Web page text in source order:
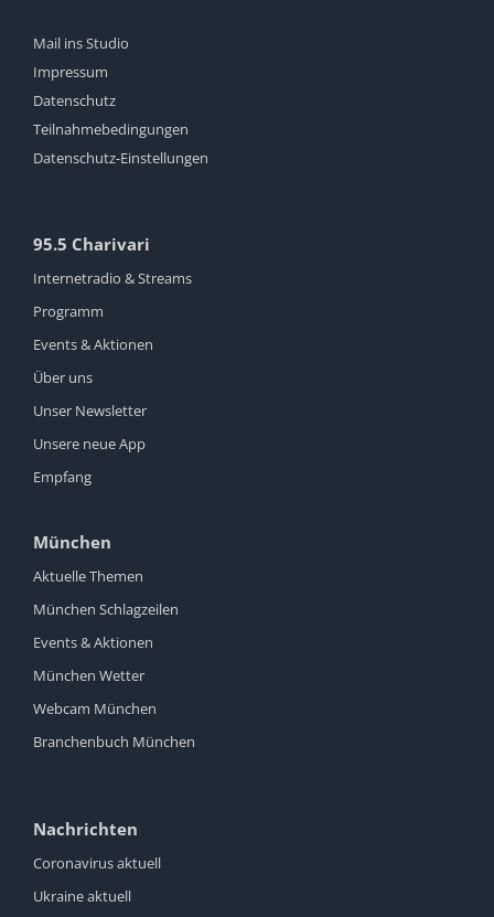
Mail ins Studio
Impressum
Datenschutz
Teilnahmebedingungen
Datenschutz-Einstellungen
95.5 Charivari
Internetradio & Streams
Programm
Events & Aktionen
Über uns
Unser Newsletter
Unsere neue App
Empfang
München
Aktuelle Themen
München Schlagzeilen
Events & Aktionen
München Wetter
Webcam München
Branchenbuch München
Nachrichten
Coronavirus aktuell
Ukraine aktuell